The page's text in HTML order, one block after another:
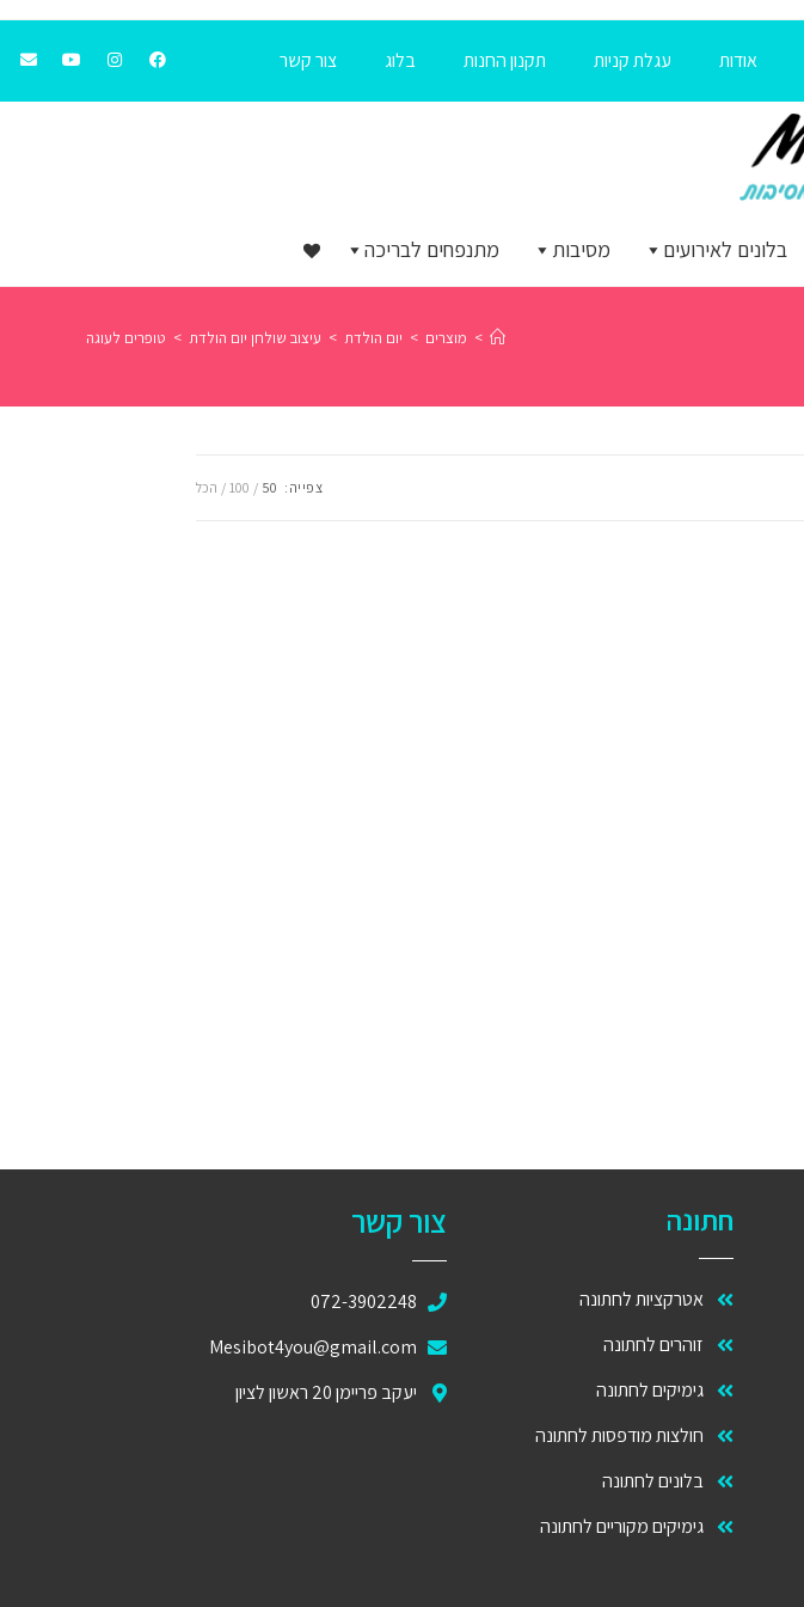
אודות עגלת קניות תקנון החנות בלוג צור קשר
בלונים לאירועים מסיבות מתנפחים לבריכה
> מוצרים > יום הולדת > עיצוב שולחן יום הולדת > טופרים לעוגה
צפייה: 50
100 הכל
חתונה
אטרקציות לחתונה
זוהרים לחתונה
גימיקים לחתונה
חולצות מודפסות לחתונה
בלונים לחתונה
גימיקים מקוריים לחתונה
צור קשר
072-3902248
Mesibot4you@gmail.com
יעקב פריימן 20 ראשון לציון